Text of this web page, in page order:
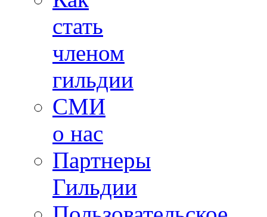
стать
членом
гильдии
СМИ
о нас
Партнеры
Гильдии